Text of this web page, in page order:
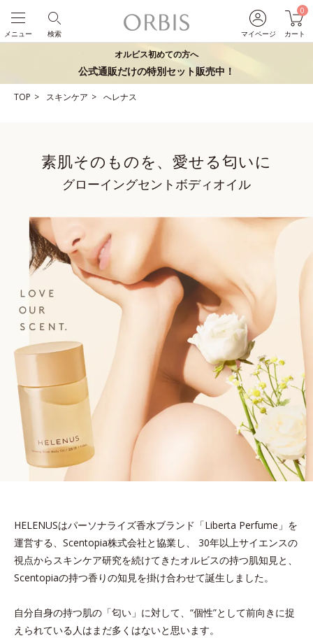
マイページ
0
カート
検索
メニュー
オルビス初めての方へ
公式通販だけの特別セット販売中！
TOP スキンケア へレナス
素肌そのものを、愛せる匂いに
グローイングセントボディオイル
HELENUSはパーソナライズ香水ブランド「Liberta Perfume」を
運営する、Scentopia株式会社と協業し、
30年以上サイエンスの
視点からスキンケア研究を続けてきたオルビスの持つ肌知見と、
Scentopiaの持つ香りの知見を掛け合わせて誕生しました。
自分自身の持つ肌の「匂い」に対して、“個性”として前向きに捉
えられている人はまだ多くはないと思います。